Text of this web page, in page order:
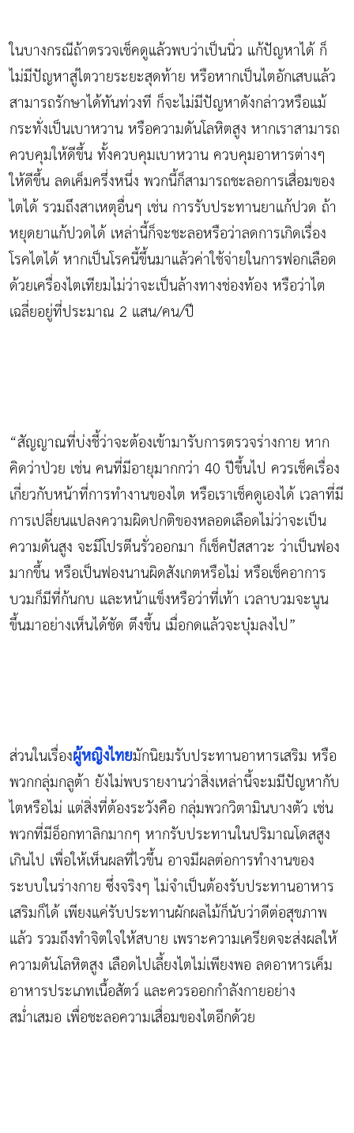
ในบางกรณีถ้าตรวจเช็คดูแล้วพบว่าเป็นนิ่ว แก้ปัญหาได้ ก็
ไม่มีปัญหาสู่ไตวายระยะสุดท้าย หรือหากเป็นไตอักเสบแล้ว
สามารถรักษาได้ทันท่วงที ก็จะไม่มีปัญหาดังกล่าวหรือแม้
กระทั่งเป็นเบาหวาน หรือความดันโลหิตสูง หากเราสามารถ
ควบคุมให้ดีขึ้น ทั้งควบคุมเบาหวาน ควบคุมอาหารต่างๆ
ให้ดีขึ้น ลดเค็มครึ่งหนึ่ง พวกนี้ก็สามารถชะลอการเสื่อมของ
ไตได้ รวมถึงสาเหตุอื่นๆ เช่น การรับประทานยาแก้ปวด ถ้า
หยุดยาแก้ปวดได้ เหล่านี้ก็จะชะลอหรือว่าลดการเกิดเรื่อง
โรคไตได้ หากเป็นโรคนี้ขึ้นมาแล้วค่าใช้จ่ายในการฟอกเลือด
ด้วยเครื่องไตเทียมไม่ว่าจะเป็นล้างทางช่องท้อง หรือว่าไต
เฉลี่ยอยู่ที่ประมาณ 2 แสน/คน/ปี
“สัญญาณที่บ่งชี้ว่าจะต้องเข้ามารับการตรวจร่างกาย หาก
คิดว่าป่วย เช่น คนที่มีอายุมากกว่า 40 ปีขึ้นไป ควรเช็คเรื่อง
เกี่ยวกับหน้าที่การทำงานของไต หรือเราเช็คดูเองได้ เวลาที่มี
การเปลี่ยนแปลงความผิดปกติของหลอดเลือดไม่ว่าจะเป็น
ความดันสูง จะมีโปรตีนรั่วออกมา ก็เช็คปัสสาวะ ว่าเป็นฟอง
มากขึ้น หรือเป็นฟองนานผิดสังเกตหรือไม่ หรือเช็คอาการ
บวมก็มีที่ก้นกบ และหน้าแข็งหรือว่าที่เท้า เวลาบวมจะนูน
ขึ้นมาอย่างเห็นได้ชัด ตึงขึ้น เมื่อกดแล้วจะบุ๋มลงไป”
ส่วนในเรื่องผู้หญิงไทยมักนิยมรับประทานอาหารเสริม หรือ
พวกกลุ่มกลูต้า ยังไม่พบรายงานว่าสิ่งเหล่านี้จะมมีปัญหากับ
ไตหรือไม่ แต่สิ่งที่ต้องระวังคือ กลุ่มพวกวิตามินบางตัว เช่น
พวกที่มีอ็อกทาลิกมากๆ หากรับประทานในปริมาณโดสสูง
เกินไป เพื่อให้เห็นผลที่ไวขึ้น อาจมีผลต่อการทำงานของ
ระบบในร่างกาย ซึ่งจริงๆ ไม่จำเป็นต้องรับประทานอาหาร
เสริมก็ได้ เพียงแค่รับประทานผักผลไม้ก็นับว่าดีต่อสุขภาพ
แล้ว รวมถึงทำจิตใจให้สบาย เพราะความเครียดจะส่งผลให้
ความดันโลหิตสูง เลือดไปเลี้ยงไตไม่เพียงพอ ลดอาหารเค็ม
อาหารประเภทเนื้อสัตว์ และควรออกกำลังกายอย่าง
สม่ำเสมอ เพื่อชะลอความเสื่อมของไตอีกด้วย